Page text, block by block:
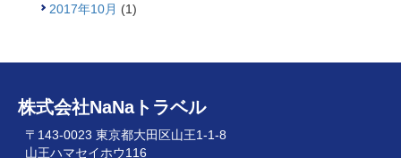
2017年10月 (1)
株式会社NaNaトラベル
〒143-0023 東京都大田区山王1-1-8
山王ハマセイホウ116